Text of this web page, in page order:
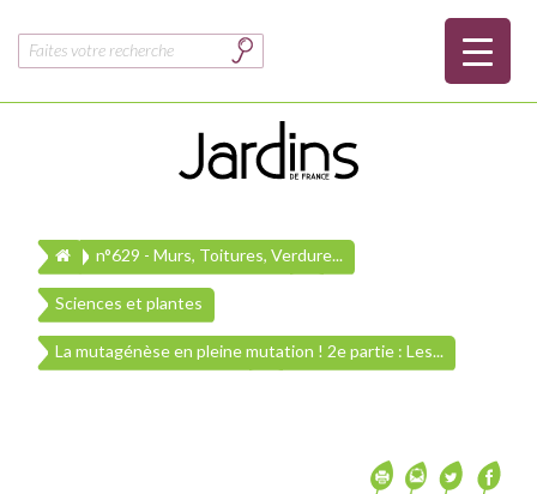
Rechercher :
n°629 - Murs, Toitures, Verdure...
Sciences et plantes
La mutagénèse en pleine mutation ! 2e partie : Les...